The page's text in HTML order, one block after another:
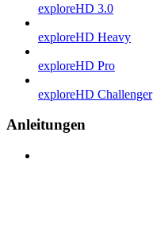
exploreHD 3.0
exploreHD Heavy
exploreHD Pro
exploreHD Challenger
Anleitungen